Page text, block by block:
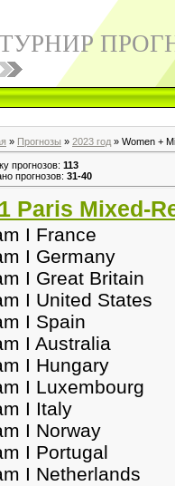
» Прогнозы » 2023 год » Women +
прогнозов: 113
прогнозов: 31-40
Paris Mixed-
I France
I Germany
I Great Britain
I United States
I Spain
I Australia
I Hungary
I Luxembourg
I Italy
I Norway
I Portugal
I Netherlands